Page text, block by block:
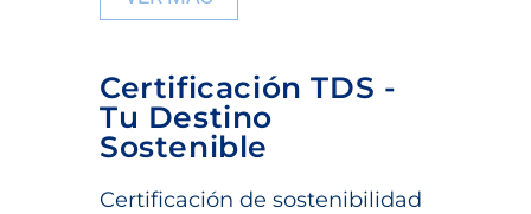
Certificación TDS -
Tu Destino
Sostenible
Certificación de sostenibilidad